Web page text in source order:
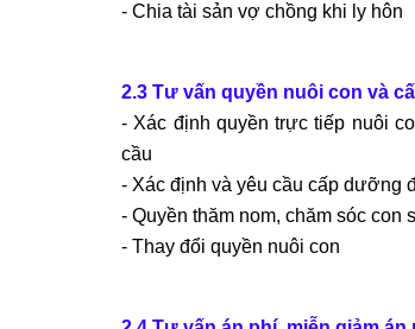
- Chia tài sản vợ chồng khi ly hôn
2.3 Tư vấn quyền nuôi con và
- Xác định quyền trực tiếp nuôi
cầu
- Xác định và yêu cầu cấp dưỡng
- Quyền thăm nom, chăm sóc con
- Thay đổi quyền nuôi con